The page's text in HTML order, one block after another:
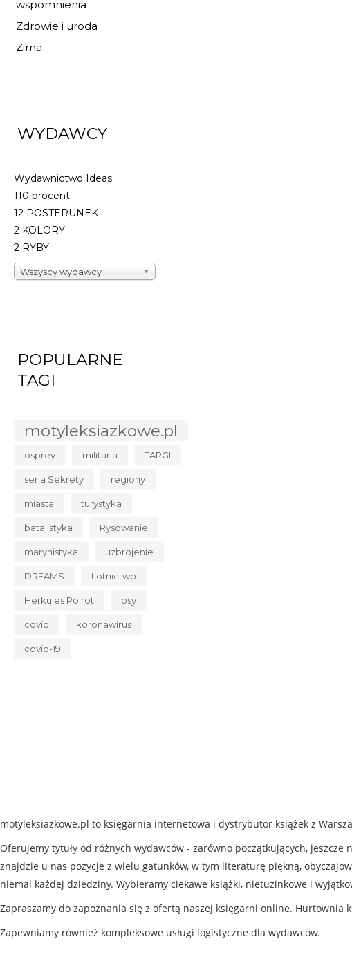
wspomnienia
Zdrowie i uroda
Zima
WYDAWCY
Wydawnictwo Ideas
110 procent
12 POSTERUNEK
2 KOLORY
2 RYBY
Wszyscy wydawcy
POPULARNE
TAGI
motyleksiazkowe.pl
osprey militaria TARGI
seria Sekrety regiony
miasta turystyka
batalistyka Rysowanie
marynistyka uzbrojenie
DREAMS Lotnictwo
Herkules Poirot psy
covid koronawirus
covid-19
motyleksiazkowe.pl to księgarnia internetowa i dystrybutor książek z
Oferujemy tytuły od różnych wydawców - zarówno początkujących,
znajdzie u nas pozycje z wielu gatunków, w tym literaturę piękną,
niemal każdej dziedziny. Wybieramy ciekawe książki, nietuzinkowe i
Zapraszamy do zapoznania się z ofertą naszej księgarni online.
Zapewniamy również kompleksowe usługi logistyczne dla wydawców.